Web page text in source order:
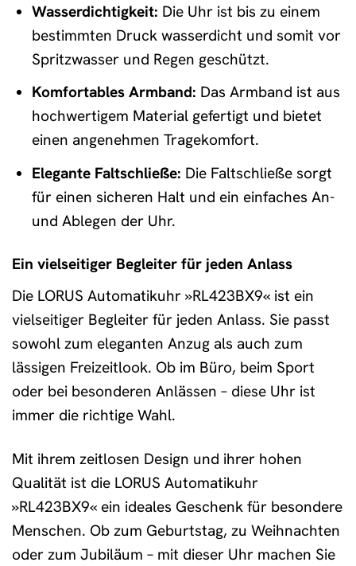
Wasserdichtigkeit: Die Uhr ist bis zu einem
bestimmten Druck wasserdicht und somit vor
Spritzwasser und Regen geschützt.
Komfortables Armband: Das Armband ist aus
hochwertigem Material gefertigt und bietet
einen angenehmen Tragekomfort.
Elegante Faltschließe: Die Faltschließe sorgt
für einen sicheren Halt und ein einfaches An-
und Ablegen der Uhr.
Ein vielseitiger Begleiter für jeden Anlass
Die LORUS Automatikuhr »RL423BX9« ist ein
vielseitiger Begleiter für jeden Anlass. Sie passt
sowohl zum eleganten Anzug als auch zum
lässigen Freizeitlook. Ob im Büro, beim Sport
oder bei besonderen Anlässen – diese Uhr ist
immer die richtige Wahl.
Mit ihrem zeitlosen Design und ihrer hohen
Qualität ist die LORUS Automatikuhr
»RL423BX9« ein ideales Geschenk für besondere
Menschen. Ob zum Geburtstag, zu Weihnachten
oder zum Jubiläum – mit dieser Uhr machen Sie